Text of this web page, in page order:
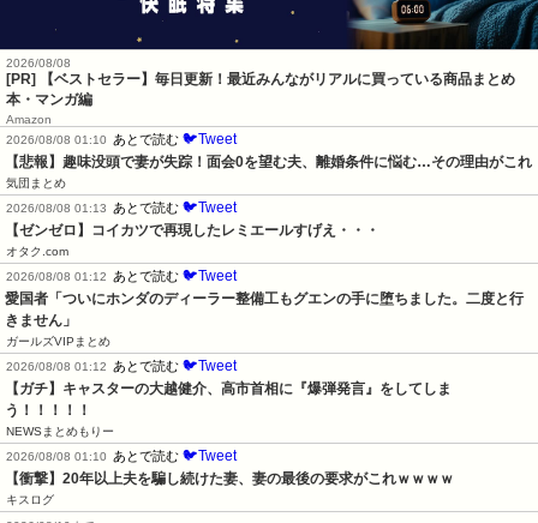
2026/08/08
[PR] 【ベストセラー】毎日更新！最近みんながリアルに買っている商品まとめ
本・マンガ編
Amazon
2026/08/08 01:10
あとで読む 🐦Tweet
【悲報】趣味没頭で妻が失踪！面会0を望む夫、離婚条件に悩む…その理由がこれ
気団まとめ
2026/08/08 01:13
あとで読む 🐦Tweet
【ゼンゼロ】コイカツで再現したレミエールすげえ・・・
オタク.com
2026/08/08 01:12
あとで読む 🐦Tweet
愛国者「ついにホンダのディーラー整備工もグエンの手に堕ちました。二度と行
きません」
ガールズVIPまとめ
2026/08/08 01:12
あとで読む 🐦Tweet
【ガチ】キャスターの大越健介、高市首相に『爆弾発言』をしてしま
う！！！！！
NEWSまとめもりー
2026/08/08 01:10
あとで読む 🐦Tweet
【衝撃】20年以上夫を騙し続けた妻、妻の最後の要求がこれｗｗｗｗ
キスログ